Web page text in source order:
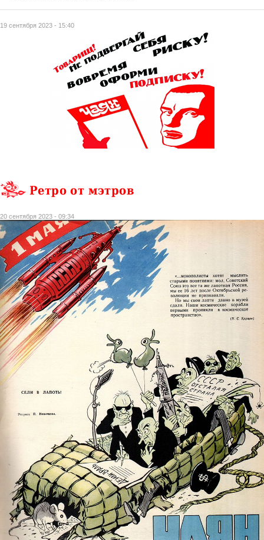
19 сентября 2023 - 15:40
Ретро от мэтров
20 сентября 2023 - 09:34